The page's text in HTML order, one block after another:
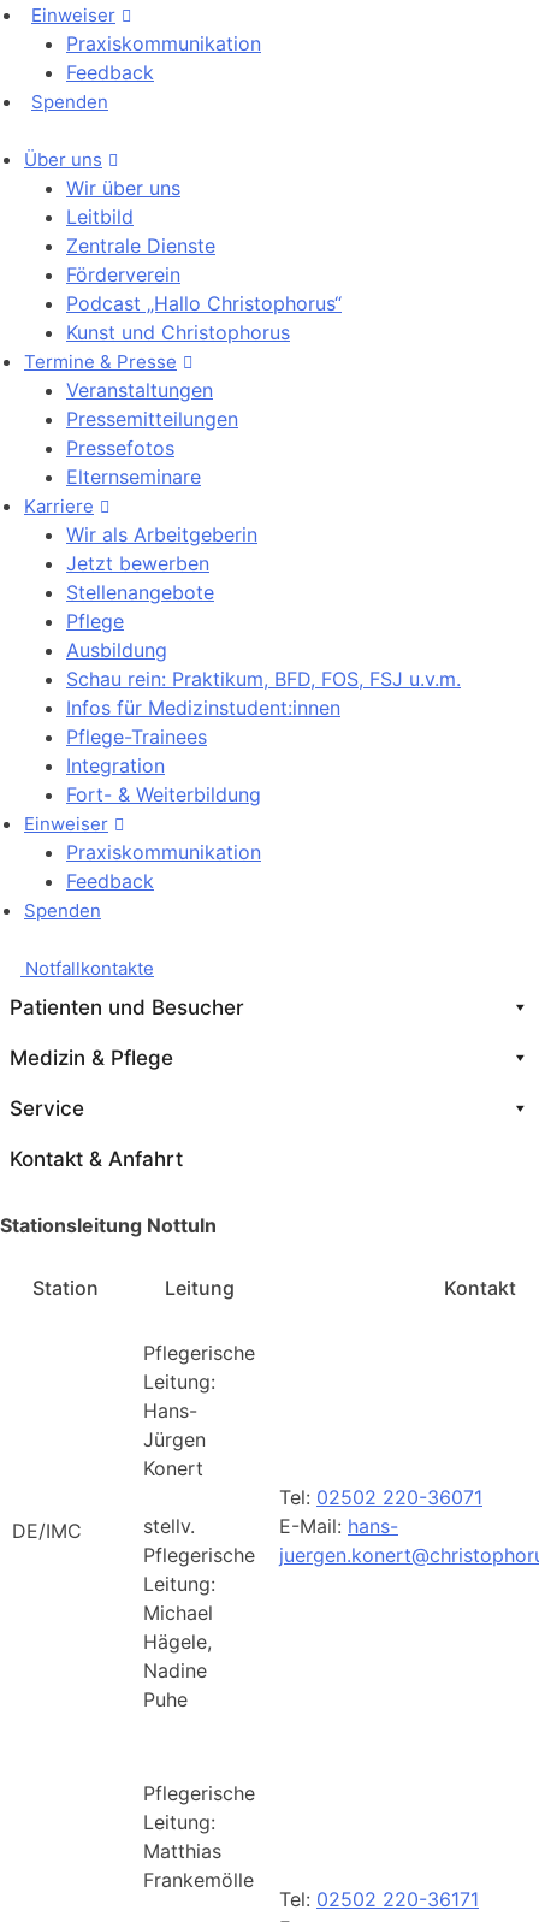
Einweiser
Praxiskommunikation
Feedback
Spenden
Über uns
Wir über uns
Leitbild
Zentrale Dienste
Förderverein
Podcast „Hallo Christophorus“
Kunst und Christophorus
Termine & Presse
Veranstaltungen
Pressemitteilungen
Pressefotos
Elternseminare
Karriere
Wir als Arbeitgeberin
Jetzt bewerben
Stellenangebote
Pflege
Ausbildung
Schau rein: Praktikum, BFD, FOS, FSJ u.v.m.
Infos für Medizinstudent:innen
Pflege-Trainees
Integration
Fort- & Weiterbildung
Einweiser
Praxiskommunikation
Feedback
Spenden
Notfallkontakte
Patienten und Besucher
Medizin & Pflege
Service
Kontakt & Anfahrt
Stationsleitung Nottuln
Station Leitung Kontakt
DE/IMC
Pflegerische
Leitung:
Hans-
Jürgen
Konert
stellv.
Pflegerische
Leitung:
Michael
Hägele,
Nadine
Puhe
Tel: 02502 220-36071
E-Mail: hans-
Pflegerische
Leitung:
Matthias
Frankemölle
Tel: 02502 220-36171